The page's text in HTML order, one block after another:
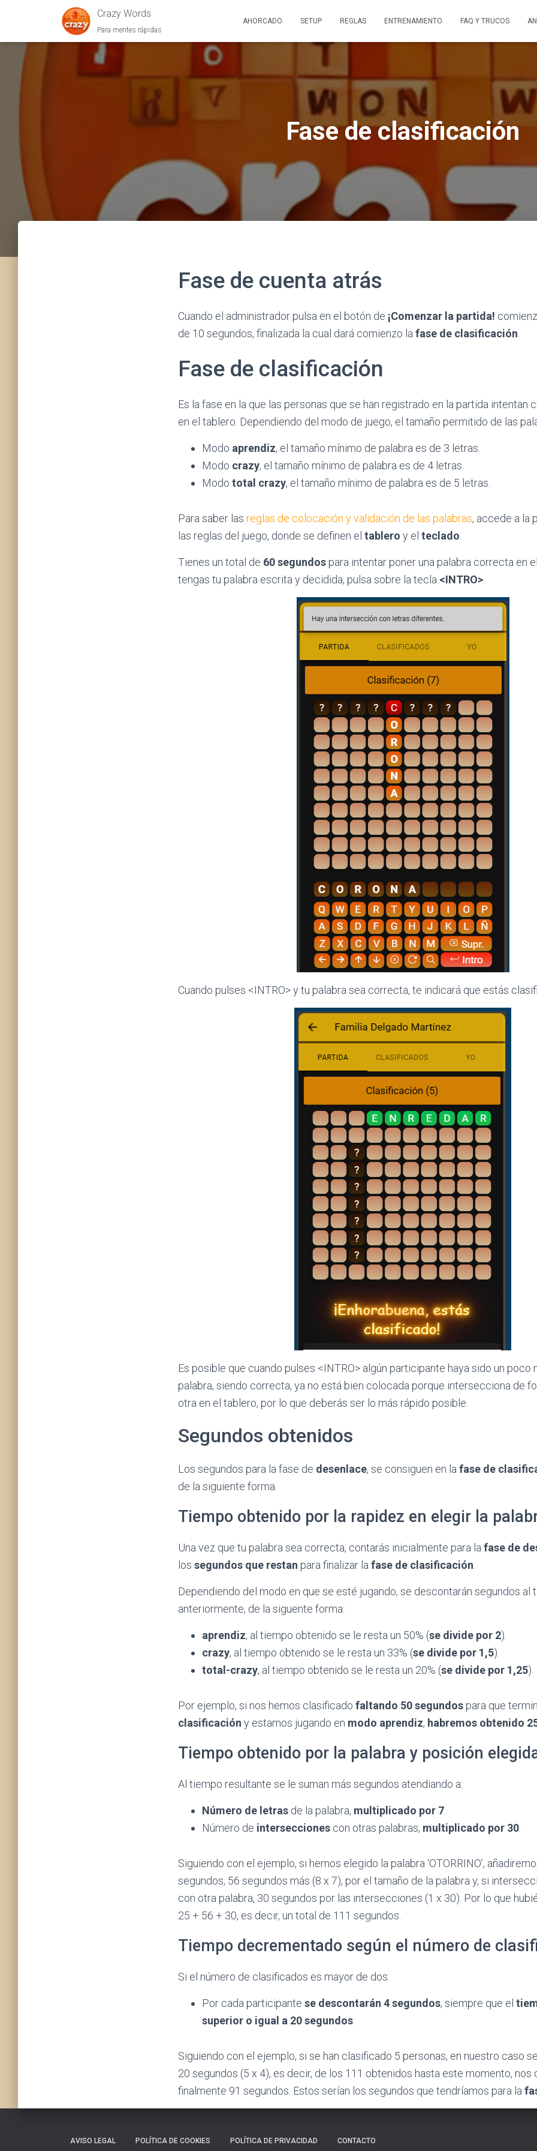
Crazy Words
Para mentes rápidas
AHORCADO SETUP REGLAS ENTRENAMIENTO FAQ Y TRUCOS
Fase de clasificación
Fase de cuenta atrás
Cuando el administrador pulsa en el botón de ¡Comenzar la partida!
de 10 segundos, finalizada la cual dará comienzo la fase de clasificación
Fase de clasificación
Es la fase en la que las personas que se han registrado en la partida intentan
en el tablero. Dependiendo del modo de juego, el tamaño permitido de las
Modo aprendiz, el tamaño mínimo de palabra es de 3 letras.
Modo crazy, el tamaño mínimo de palabra es de 4 letras.
Modo total crazy, el tamaño mínimo de palabra es de 5 letras.
Para saber las reglas de colocación y validación de las palabras, accede a la
las reglas del juego, donde se definen el tablero y el teclado
Tienes un total de 60 segundos para intentar poner una palabra correcta en
tengas tu palabra escrita y decidida, pulsa sobre la tecla <INTRO>
Cuando pulses <INTRO> y tu palabra sea correcta, te indicará que estás
Es posible que cuando pulses <INTRO> algún participante haya sido un poco
palabra, siendo correcta, ya no está bien colocada porque intersecciona de
otra en el tablero, por lo que deberás ser lo más rápido posible.
Segundos obtenidos
Los segundos para la fase de desenlace, se consiguen en la fase de
de la siguiente forma.
Tiempo obtenido por la rapidez en elegir la
Una vez que tu palabra sea correcta, contarás inicialmente para la fase de
los segundos que restan para finalizar la fase de clasificación
Dependiendo del modo en que se esté jugando, se descontarán segundos al
anteriormente, de la siguente forma:
aprendiz, al tiempo obtenido se le resta un 50% (se divide por 2).
crazy, al tiempo obtenido se le resta un 33% (se divide por 1,5).
total-crazy, al tiempo obtenido se le resta un 20% (se divide por 1,25).
Por ejemplo, si nos hemos clasificado faltando 50 segundos para que
clasificación y estamos jugando en modo aprendiz, habremos obtenido
Tiempo obtenido por la palabra y posición
Al tiempo resultante se le suman más segundos atendiando a:
Número de letras de la palabra, multiplicado por 7
Número de intersecciones con otras palabras, multiplicado por 30
Siguiendo con el ejemplo, si hemos elegido la palabra ‘OTORRINO’,
segundos, 56 segundos más (8 x 7), por el tamaño de la palabra y, si
con otra palabra, 30 segundos por las intersecciones (1 x 30). Por lo que
25 + 56 + 30, es decir, un total de 111 segundos.
Tiempo decrementado según el número de
Si el número de clasificados es mayor de dos:
Por cada participante se descontarán 4 segundos, siempre que el
superior o igual a 20 segundos
Siguiendo con el ejemplo, si se han clasificado 5 personas, en nuestro caso
20 segundos (5 x 4), es decir, de los 111 obtenidos hasta este momento, nos
finalmente 91 segundos. Estos serían los segundos que tendríamos para la
AVISO LEGAL POLÍTICA DE COOKIES POLÍTICA DE PRIVACIDAD CONTACTO